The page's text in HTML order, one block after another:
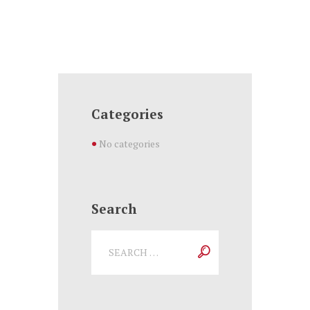
Categories
No categories
Search